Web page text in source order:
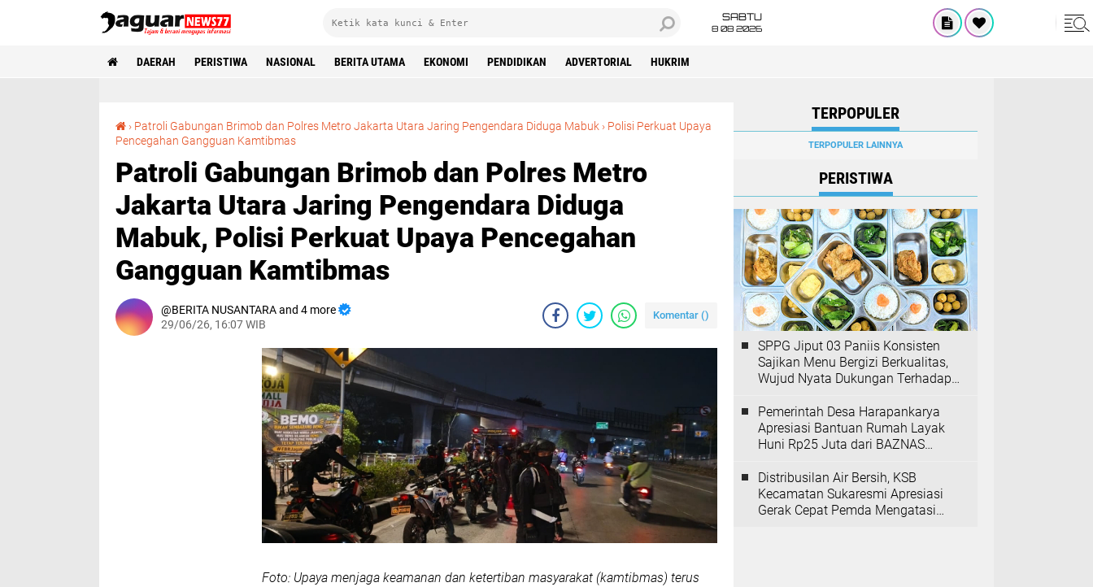
SABTU
8 08 2026
DAERAH PERISTIWA NASIONAL BERITA UTAMA EKONOMI PENDIDIKAN ADVERTORIAL HUKRIM
› ‎Patroli Gabungan Brimob dan Polres Metro Jakarta Utara Jaring Pengendara Diduga Mabuk › Polisi Perkuat Upaya
Pencegahan Gangguan Kamtibmas‎
‎Patroli Gabungan Brimob dan Polres Metro
Jakarta Utara Jaring Pengendara Diduga
Mabuk, Polisi Perkuat Upaya Pencegahan
Gangguan Kamtibmas‎
BERITA NUSANTARA and 4 more
29/06/26, 16:07 WIB
Komentar ()
Foto: Upaya menjaga keamanan dan ketertiban masyarakat (kamtibmas) terus
TERPOPULER
TERPOPULER LAINNYA
PERISTIWA
SPPG Jiput 03 Paniis Konsisten
Sajikan Menu Bergizi Berkualitas,
Wujud Nyata Dukungan Terhadap
Pemerintah Desa Harapankarya
Apresiasi Bantuan Rumah Layak
Huni Rp25 Juta dari BAZNAS
Distribusilan Air Bersih, KSB
Kecamatan Sukaresmi Apresiasi
Gerak Cepat Pemda Mengatasi